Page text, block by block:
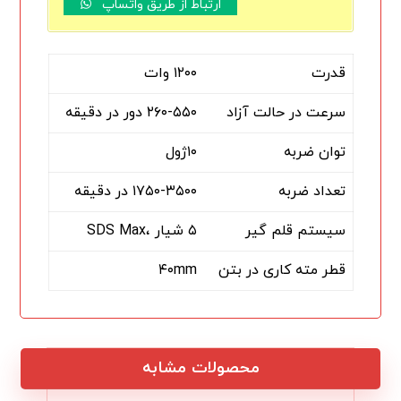
ارتباط از طریق واتساپ
قدرت
۱۲۰۰ وات
سرعت در حالت آزاد
۲۶۰-۵۵۰ دور در دقیقه
توان ضربه
۱۰ژول
تعداد ضربه
۱۷۵۰-۳۵۰۰ در دقیقه
سیستم قلم گیر
۵ شیار ،SDS Max
قطر مته کاری در بتن
۴۰mm
محصولات مشابه